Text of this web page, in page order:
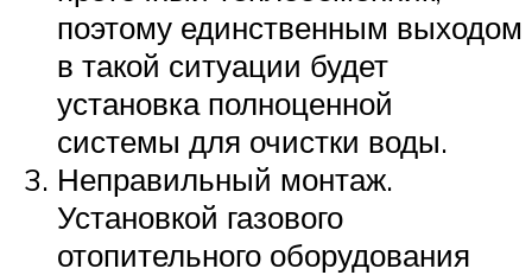
поэтому единственным выходом
в такой ситуации будет
установка полноценной
системы для очистки воды.
Неправильный монтаж.
Установкой газового
отопительного оборудования